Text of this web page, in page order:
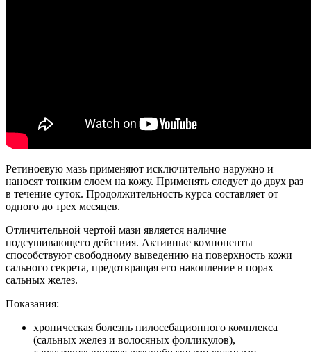
Ретиноевую мазь применяют исключительно наружно и
наносят тонким слоем на кожу. Применять следует до двух раз
в течение суток. Продолжительность курса составляет от
одного до трех месяцев.
Отличительной чертой мази является наличие
подсушивающего действия. Активные компоненты
способствуют свободному выведению на поверхность кожи
сального секрета, предотвращая его накопление в порах
сальных желез.
Показания:
хроническая болезнь пилосебационного комплекса
(сальных желез и волосяных фолликулов),